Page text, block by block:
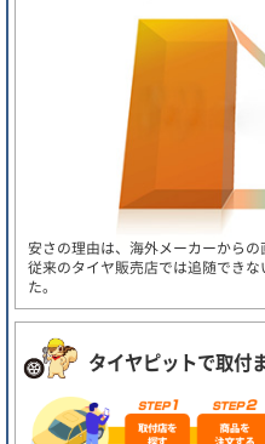
安さの理由は、海外メーカーからの
従来のタイヤ販売店では追随でき
た。
タイヤピットで取付